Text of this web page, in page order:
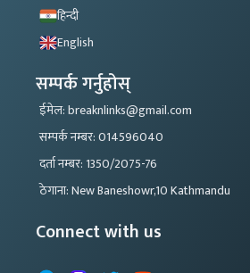
हिन्दी
English
सम्पर्क गर्नुहोस्
ईमेल: breaknlinks@gmail.com
सम्पर्क नम्बर: 014596040
दर्ता नम्बर: 1350/2075-76
ठेगाना: New Baneshowr,10 Kathmandu
Connect with us